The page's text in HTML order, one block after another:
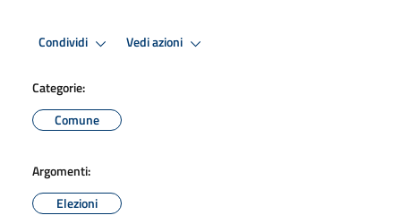
Condividi Vedi azioni
Categorie:
Comune
Argomenti:
Elezioni